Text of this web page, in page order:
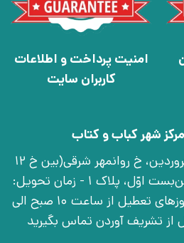
امنیت پرداخت و اطلاعات
کاربران سایت
شهر کباب و کتاب
تهران، خ انقلاب، خ 12 فروردین، خ روانمهر شرقی(بین خ 12
فروردین و خ فخر رازی)، بن‌بست اوّل، پلاک 1 - زمان تحویل:
شنبه تا چهارشنبه به جز روزهای تعطیل از ساعت 10 صبح الی